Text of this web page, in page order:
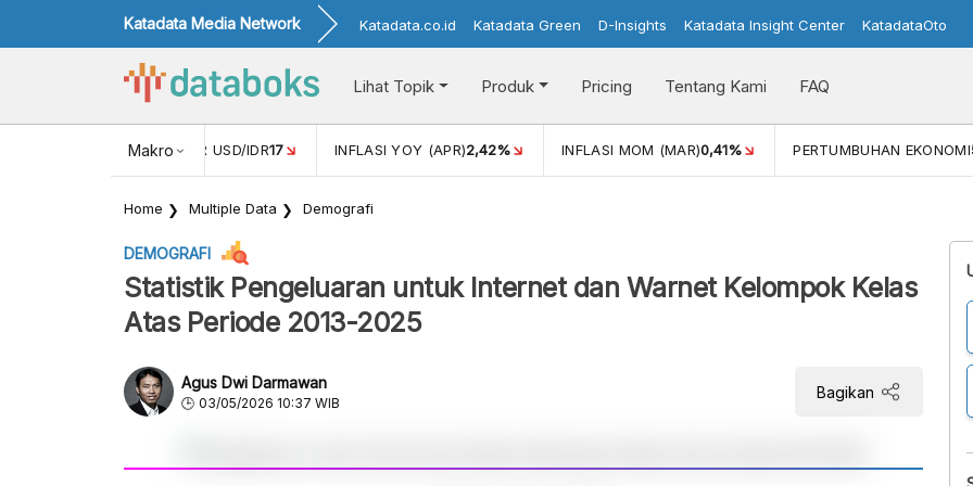
Katadata Media Network Katadata.co.id Katadata Green D-Insights Katadata Insight Center KatadataOto
Lihat Topik Produk Pricing Tentang Kami FAQ
Makro
NILAI TUKAR USD/IDR17 INFLASI YOY (APR)2,42% INFLASI MOM (MAR)0,41% PERTUMBUHAN EKONOMI
Home Multiple Data Demografi
DEMOGRAFI
Statistik Pengeluaran untuk Internet dan Warnet Kelompok Kelas
Atas Periode 2013-2025
Agus Dwi Darmawan
03/05/2026 10:37 WIB
Bagikan